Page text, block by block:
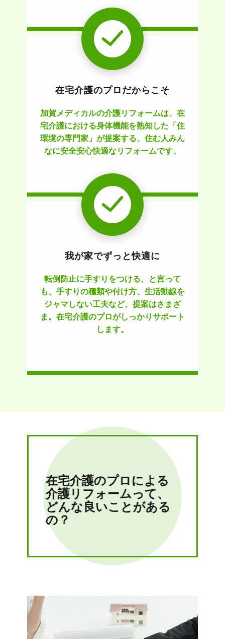
在宅介護のプロだからこそ
加賀メディカルの介護リフォームは、在
宅介護における身体機能を熟知した「住
環境の専門家」が提案する、住む人みん
なに安全安心快適なリフォームです。
我が家でずっと快適に
転倒防止に手すりをつける、と言って
も、手すりの種類や付け方、生活動線を
ジャマしない工夫など、提案はさまざ
ま。在宅介護のプロがしっかりサポート
します。
在宅介護のプロによる
介護リフォームって、
どんな良いことがある
の？